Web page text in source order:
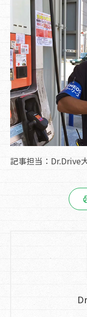
記事担当：Dr.Drive